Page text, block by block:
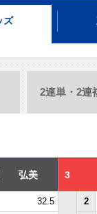
ズ
2連単・2連
弘美 3
32.5
2